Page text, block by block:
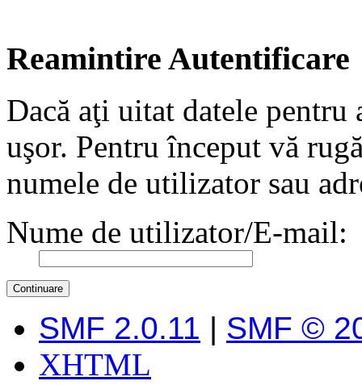
Reamintire Autentificare
Dacă aţi uitat datele pentru
uşor. Pentru început vă
numele de utilizator sau
Nume de utilizator/E-mail:
SMF 2.0.11 | SMF ©
XHTML